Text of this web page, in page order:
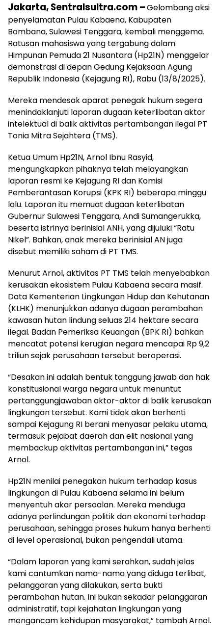
Jakarta, Sentralsultra.com –Gelombang aksi
penyelamatan Pulau Kabaena, Kabupaten
Bombana, Sulawesi Tenggara, kembali menggema.
Ratusan mahasiswa yang tergabung dalam
Himpunan Pemuda 21 Nusantara (Hp21N) menggelar
demonstrasi di depan Gedung Kejaksaan Agung
Republik Indonesia (Kejagung RI), Rabu (13/8/2025).
Mereka mendesak aparat penegak hukum segera
menindaklanjuti laporan dugaan keterlibatan aktor
intelektual di balik aktivitas pertambangan ilegal PT
Tonia Mitra Sejahtera (TMS).
Ketua Umum Hp21N, Arnol Ibnu Rasyid,
mengungkapkan pihaknya telah melayangkan
laporan resmi ke Kejagung RI dan Komisi
Pemberantasan Korupsi (KPK RI) beberapa minggu
lalu. Laporan itu memuat dugaan keterlibatan
Gubernur Sulawesi Tenggara, Andi Sumangerukka,
beserta istrinya berinisial ANH, yang dijuluki “Ratu
Nikel”. Bahkan, anak mereka berinisial AN juga
disebut memiliki saham di PT TMS.
Menurut Arnol, aktivitas PT TMS telah menyebabkan
kerusakan ekosistem Pulau Kabaena secara masif.
Data Kementerian Lingkungan Hidup dan Kehutanan
(KLHK) menunjukkan adanya dugaan perambahan
kawasan hutan lindung seluas 214 hektare secara
ilegal. Badan Pemeriksa Keuangan (BPK RI) bahkan
mencatat potensi kerugian negara mencapai Rp 9,2
triliun sejak perusahaan tersebut beroperasi.
“Desakan ini adalah bentuk tanggung jawab dan hak
konstitusional warga negara untuk menuntut
pertanggungjawaban aktor-aktor di balik kerusakan
lingkungan tersebut. Kami tidak akan berhenti
sampai Kejagung RI berani menyasar pelaku utama,
termasuk pejabat daerah dan elit nasional yang
membackup aktivitas pertambangan ini,” tegas
Arnol.
Hp21N menilai penegakan hukum terhadap kasus
lingkungan di Pulau Kabaena selama ini belum
menyentuh akar persoalan. Mereka menduga
adanya perlindungan politik dan ekonomi terhadap
perusahaan, sehingga proses hukum hanya berhenti
di level operasional, bukan pengendali utama.
“Dalam laporan yang kami serahkan, sudah jelas
kami cantumkan nama-nama yang diduga terlibat,
pelanggaran yang dilakukan, serta bukti
perambahan hutan. Ini bukan sekadar pelanggaran
administratif, tapi kejahatan lingkungan yang
mengancam kehidupan masyarakat,” tambah Arnol.